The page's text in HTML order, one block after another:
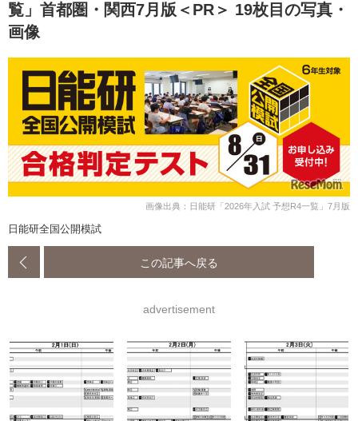
覧」首都圏・関西7月版＜PR＞ 19枚目の写真・
画像
画像出典：日能研「2026年入試 予想R4一覧」7月版
日能研全国公開模試
この記事へ戻る
advertisement